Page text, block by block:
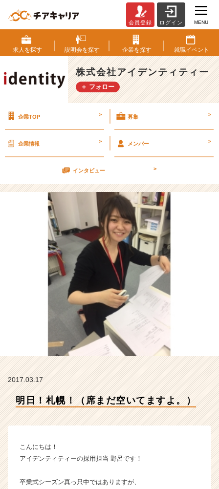
日！
札
幌！
（席
ま
だ
ま
【株
式
社
デ
ン
テ
ィ
の
タ
イ
ム
ラ
イ
チ
ャ
成
業
ら
会員登録 ログイン MENU
求人を探す 説明会を探す 企業を探す 就職イベント
株式会社アイデンティティー
＋ フォロー
企業TOP > 募集 >
企業情報 > メンバー >
インタビュー >
2017.03.17
明日！札幌！（席まだ空いてますよ。）
こんにちは！
アイデンティティーの採用担当 野呂です！
卒業式シーズン真っ只中ではありますが、